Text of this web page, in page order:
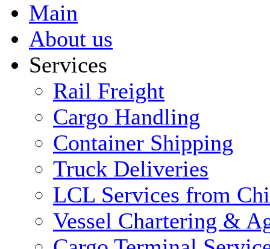
Main
About us
Services
Rail Freight
Cargo Handling
Container Shipping
Truck Deliveries
LCL Services from
Vessel Chartering &